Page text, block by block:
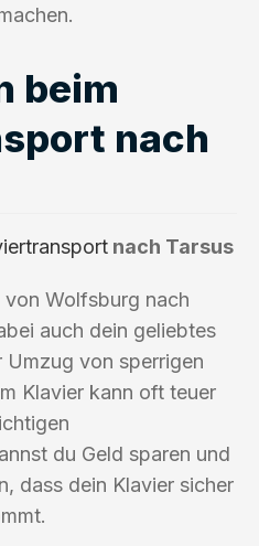
beim
nach
nach Tarsus
Wolfsburg nach
auch dein geliebtes
Umzug von sperrigen
Klavier kann oft teuer
du Geld sparen und
dass dein Klavier sicher